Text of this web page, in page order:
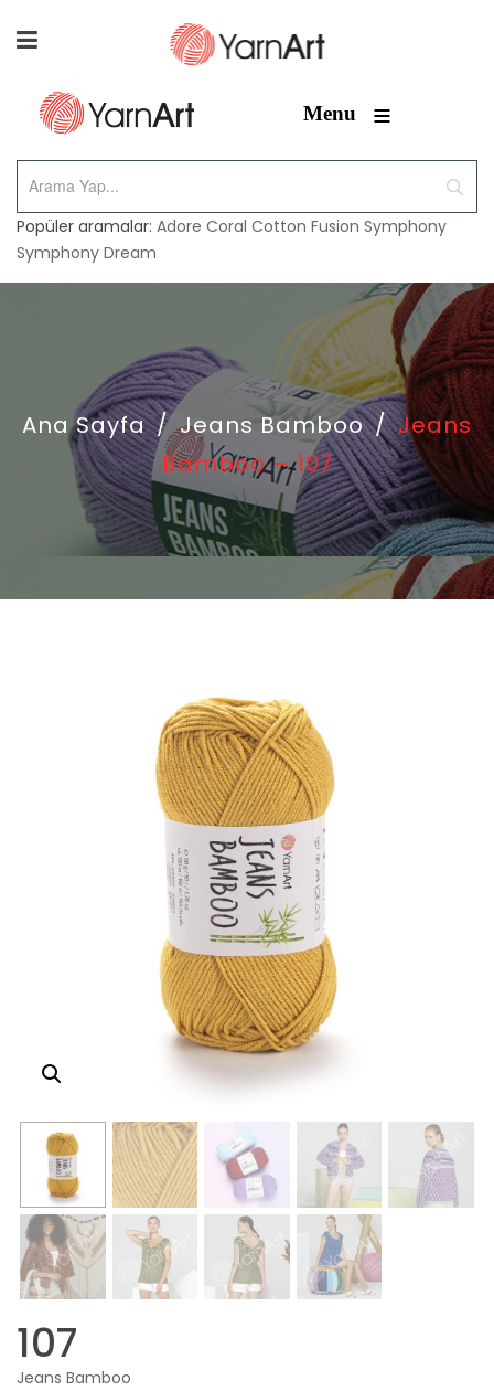
Menu ≡
Popüler aramalar: Adore Coral Cotton Fusion Symphony
Symphony Dream
Ana Sayfa / Jeans Bamboo / Jeans
Bamboo – 107
107
Jeans Bamboo